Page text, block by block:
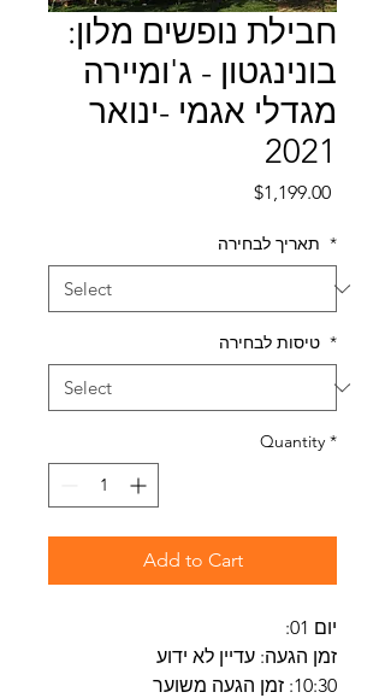
חבילת נופשים מלון:
בונינגטון - ג'ומיירה
מגדלי אגמי -ינואר
2021
$1,199.00Price
*
*
Quantity *
Add to Cart
יום 01:
זמן הגעה: עדיין לא ידוע
10:30: זמן הגעה משוער